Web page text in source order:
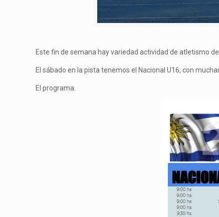
Este fin de semana hay variedad actividad de atletismo
El sábado en la pista tenemos el Nacional U16, con
El programa.